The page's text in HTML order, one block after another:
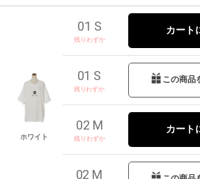
ホワイト
01 S
残りわずか
カート
01 S
残りわずか
この商品
02 M
残りわずか
カート
02 M